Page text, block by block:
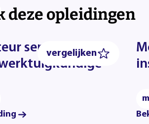
deze opleidingen
vergelijken
service en